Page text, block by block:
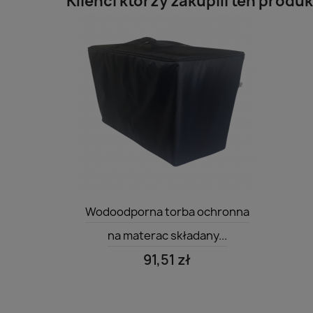
 Szybki podgląd
Wodoodporna torba ochronna
na materac składany...
91,51 zł